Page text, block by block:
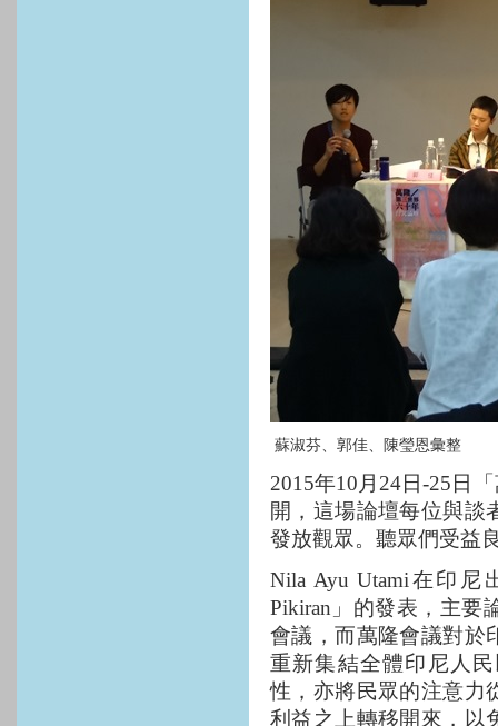
蘇淑芬、郭佳、陳瑩恩彙整
2015年10 月24 日-25 日
開，這場論壇每位與談
發放觀眾。聽眾們受益
Nila Ayu Utami在印尼
Pikiran 」的發表，主要
會議，而萬隆會議對於
重新集結全體印尼人
性，亦將民眾的注意力
利益之上轉移開來，以